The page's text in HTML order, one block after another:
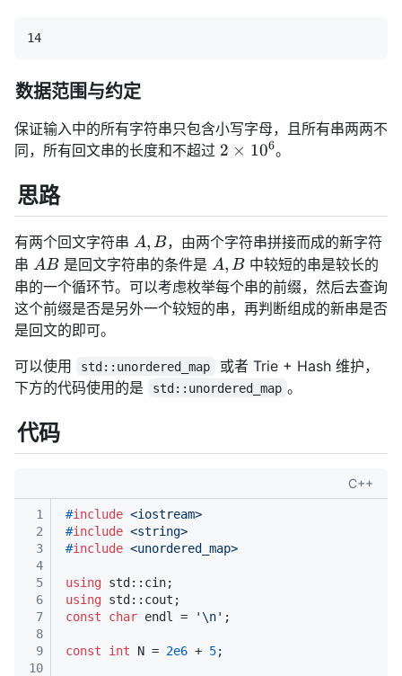
14
数据范围与约定
保证输入中的所有字符串只包含小写字母，且所有串两两不
同，所有回文串的长度和不超过 2
2 × 106。
思路
有两个回文字符串 A,
B
A, B，由两个字符串拼接而成的新字符
串 AB
AB是回文字符串的条件是 A,
B
A, B 中较短的串是较长的
串的一个循环节。可以考虑枚举每个串的前缀，然后去查询
这个前缀是否是另外一个较短的串，再判断组成的新串是否
是回文的即可。
可以使用
std::unordered_map
或者 Trie + Hash 维护，
下方的代码使用的是
std::unordered_map 。
代码
C++
1
2
3
4
5
6
7
8
9
10
#include <iostream>
#include <string>
#include <unordered_map>
using std::cin;
using std::cout;
const
char endl = '\n' ;
const int N = 2e6 + 5;